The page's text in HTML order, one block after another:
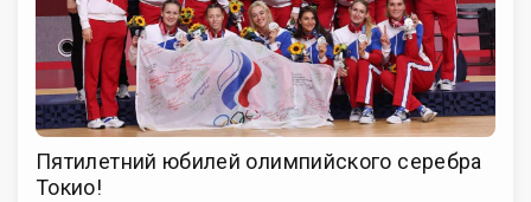
Пятилетний юбилей олимпийского серебра
Токио!